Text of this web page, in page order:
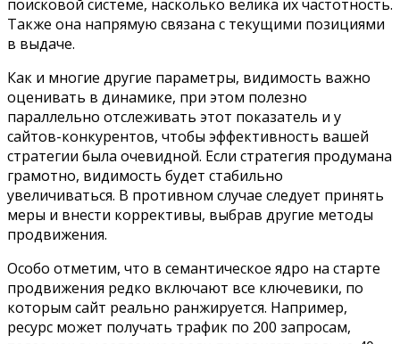
поисковой системе, насколько велика их частотность.
Также она напрямую связана с текущими позициями
в выдаче.
Как и многие другие параметры, видимость важно
оценивать в динамике, при этом полезно
параллельно отслеживать этот показатель и у
сайтов-конкурентов, чтобы эффективность вашей
стратегии была очевидной. Если стратегия продумана
грамотно, видимость будет стабильно
увеличиваться. В противном случае следует принять
меры и внести коррективы, выбрав другие методы
продвижения.
Особо отметим, что в семантическое ядро на старте
продвижения редко включают все ключевики, по
которым сайт реально ранжируется. Например,
ресурс может получать трафик по 200 запросам,